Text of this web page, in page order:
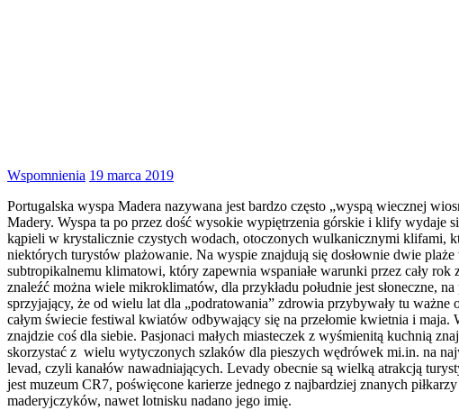
Wspomnienia 19 marca 2019
Portugalska wyspa Madera nazywana jest bardzo często „wyspą wiecznej
Madery. Wyspa ta po przez dość wysokie wypiętrzenia górskie i klify wydaje
kąpieli w krystalicznie czystych wodach, otoczonych wulkanicznymi klifami,
niektórych turystów plażowanie. Na wyspie znajdują się dosłownie dwie plaże
subtropikalnemu klimatowi, który zapewnia wspaniałe warunki przez cały
znaleźć można wiele mikroklimatów, dla przykładu południe jest słoneczne,
sprzyjający, że od wielu lat dla „podratowania” zdrowia przybywały tu ważne
całym świecie festiwal kwiatów odbywający się na przełomie kwietnia i
znajdzie coś dla siebie. Pasjonaci małych miasteczek z wyśmienitą kuchnią
skorzystać z wielu wytyczonych szlaków dla pieszych wędrówek mi.in. na
levad, czyli kanałów nawadniających. Levady obecnie są wielką atrakcją
jest muzeum CR7, poświęcone karierze jednego z najbardziej znanych
maderyjczyków, nawet lotnisku nadano jego imię.